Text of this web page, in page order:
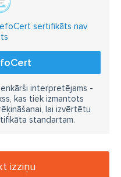
sertifikāts nav
interpretējams -
kas tiek izmantots
lai izvērtētu
standartam.
izziņu